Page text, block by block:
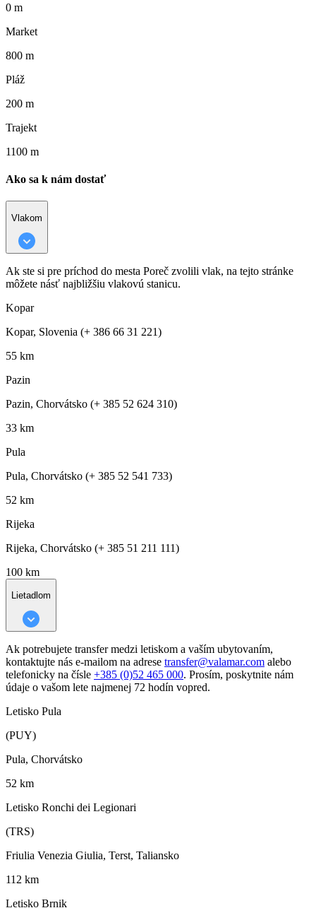
0 m
Market
800 m
Pláž
200 m
Trajekt
1100 m
Ako sa k nám dostať
Vlakom
Ak ste si pre príchod do mesta Poreč zvolili vlak, na tejto stránke
môžete násť najbližšiu vlakovú stanicu.
Kopar
Kopar, Slovenia (+ 386 66 31 221)
55 km
Pazin
Pazin, Chorvátsko (+ 385 52 624 310)
33 km
Pula
Pula, Chorvátsko (+ 385 52 541 733)
52 km
Rijeka
Rijeka, Chorvátsko (+ 385 51 211 111)
100 km
Lietadlom
Ak potrebujete transfer medzi letiskom a vaším ubytovaním,
kontaktujte nás e-mailom na adrese transfer@valamar.com alebo
telefonicky na čísle +385 (0)52 465 000. Prosím, poskytnite nám
údaje o vašom lete najmenej 72 hodín vopred.
Letisko Pula
(PUY)
Pula, Chorvátsko
52 km
Letisko Ronchi dei Legionari
(TRS)
Friulia Venezia Giulia, Terst, Taliansko
112 km
Letisko Brnik